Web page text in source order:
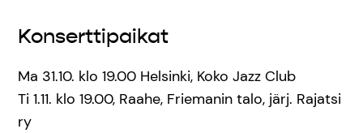
Konserttipaikat
Ma 31.10. klo 19.00 Helsinki, Koko Jazz Club
Ti 1.11. klo 19.00, Raahe, Friemanin talo, järj. Rajatsi
ry